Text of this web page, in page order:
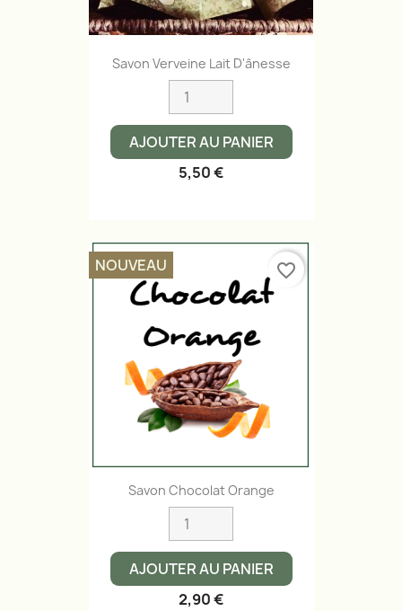
Savon Verveine Lait D'ânesse
AJOUTER AU PANIER
5,50 €
Savon Chocolat Orange
AJOUTER AU PANIER
2,90 €
NOUVEAU favorite_border